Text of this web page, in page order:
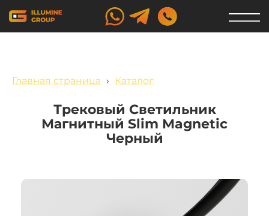
Главная страница › Каталог
Трековый Светильник
Магнитный Slim Magnetic
Черный